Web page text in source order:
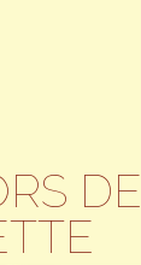
DE